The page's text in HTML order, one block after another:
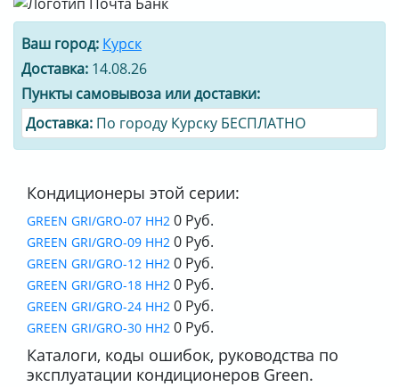
Ваш город: Курск
Доставка: 14.08.26
Пункты самовывоза или доставки:
Доставка: По городу Курску БЕСПЛАТНО
Кондиционеры этой серии:
GREEN GRI/GRO-07 HH2 0 Руб.
GREEN GRI/GRO-09 HH2 0 Руб.
GREEN GRI/GRO-12 HH2 0 Руб.
GREEN GRI/GRO-18 HH2 0 Руб.
GREEN GRI/GRO-24 HH2 0 Руб.
GREEN GRI/GRO-30 HH2 0 Руб.
Каталоги, коды ошибок, руководства по
эксплуатации кондиционеров Green.